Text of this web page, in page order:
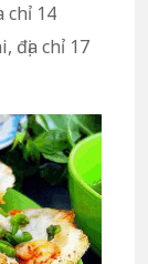
chỉ 14
địa chỉ 17